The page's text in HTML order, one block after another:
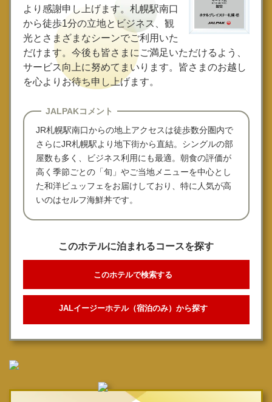
より感謝申し上げます。札幌駅南口
から徒歩1分の立地とビジネス、観
光とさまざまなシーンでご利用いた
だけます。今後も皆さまにご満足いただけるよう、
サービス向上に努めてまいります。皆さまのお越し
を心よりお待ち申し上げます。
JALPAKコメント
JR札幌駅南口からの地上アクセスは徒歩数分圏内で
さらにJR札幌駅より地下街から直結。シングルの部
屋数も多く、ビジネス利用にも最適。朝食の評価が
高く季節ごとの「旬」やご当地メニューを中心とし
た和洋ビュッフェをお届けしており、特に人気が高
いのはセルフ海鮮丼です。
このホテルに泊まれるコースを探す
このホテルで検索する
JALイージーホテル（宿泊のみ）から探す